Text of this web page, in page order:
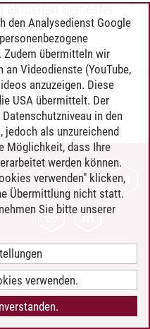
aktuellen Semester
den Analysedienst Google
Zudem übermitteln wir
an Videodienste (YouTube,
anzuzeigen. Diese
USA übermittelt. Der
in den
jedoch als unzureichend
Möglichkeit, dass Ihre
werden können.
verwenden" klicken,
Übermittlung nicht statt.
Sie bitte unserer
verwenden.